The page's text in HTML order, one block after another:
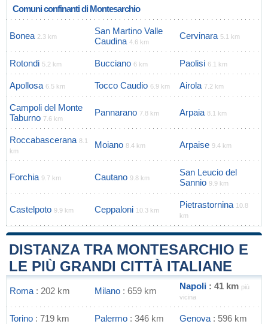
Comuni confinanti di Montesarchio
Bonea 2.3 km
San Martino Valle
Caudina 4.6 km
Cervinara 5.1 km
Rotondi 5.2 km Bucciano 6 km Paolisi 6.1 km
Apollosa 6.5 km Tocco Caudio 6.9 km Airola 7.2 km
Campoli del Monte
Taburno 7.6 km
Pannarano 7.8 km Arpaia 8.1 km
Roccabascerana 8.1
km
Moiano 8.4 km Arpaise 9.4 km
Forchia 9.7 km Cautano 9.8 km
San Leucio del
Sannio 9.9 km
Castelpoto 9.9 km Ceppaloni 10.3 km
Pietrastornina 10.8
km
DISTANZA TRA MONTESARCHIO E
LE PIÙ GRANDI CITTÀ ITALIANE
Roma : 202 km Milano : 659 km Napoli : 41 km più
vicina
Torino : 719 km Palermo : 346 km Genova : 596 km